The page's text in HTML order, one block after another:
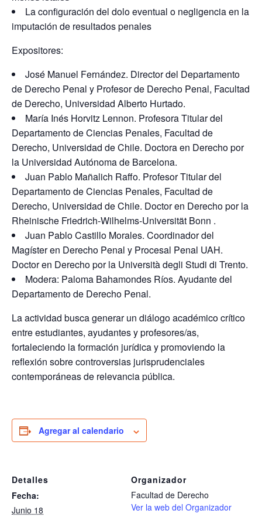
La configuración del dolo eventual o negligencia en la
imputación de resultados penales
Expositores:
José Manuel Fernández. Director del Departamento
de Derecho Penal y Profesor de Derecho Penal, Facultad
de Derecho, Universidad Alberto Hurtado.
María Inés Horvitz Lennon. Profesora Titular del
Departamento de Ciencias Penales, Facultad de
Derecho, Universidad de Chile. Doctora en Derecho por
la Universidad Autónoma de Barcelona.
Juan Pablo Mañalich Raffo. Profesor Titular del
Departamento de Ciencias Penales, Facultad de
Derecho, Universidad de Chile. Doctor en Derecho por la
Rheinische Friedrich-Wilhelms-Universität Bonn .
Juan Pablo Castillo Morales. Coordinador del
Magíster en Derecho Penal y Procesal Penal UAH.
Doctor en Derecho por la Università degli Studi di Trento.
Modera: Paloma Bahamondes Ríos. Ayudante del
Departamento de Derecho Penal.
La actividad busca generar un diálogo académico crítico
entre estudiantes, ayudantes y profesores/as,
fortaleciendo la formación jurídica y promoviendo la
reflexión sobre controversias jurisprudenciales
contemporáneas de relevancia pública.
Agregar al calendario
Detalles
Fecha:
Junio 18
Organizador
Facultad de Derecho
Ver la web del Organizador